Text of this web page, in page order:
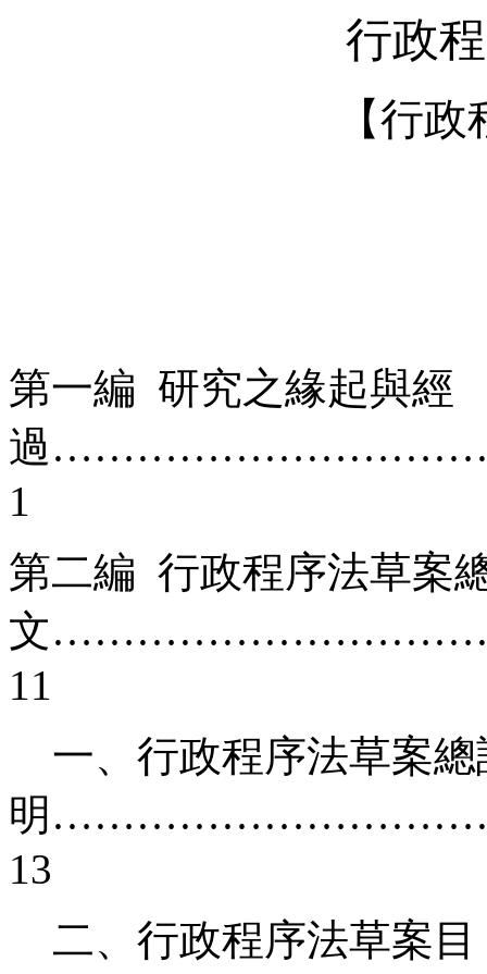
行政
【行
第一編 研究之緣起與經
過
1
第二編 行政程序法草案
文
11
一、行政程序法草案總
明
13
二、行政程序法草案目